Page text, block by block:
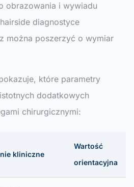
obrazowania i wywiadu
diagnostyce
można poszerzyć o wymiar
które parametry
dodatkowych
chirurgicznymi:
kliniczne
Wartość
orientacyjna